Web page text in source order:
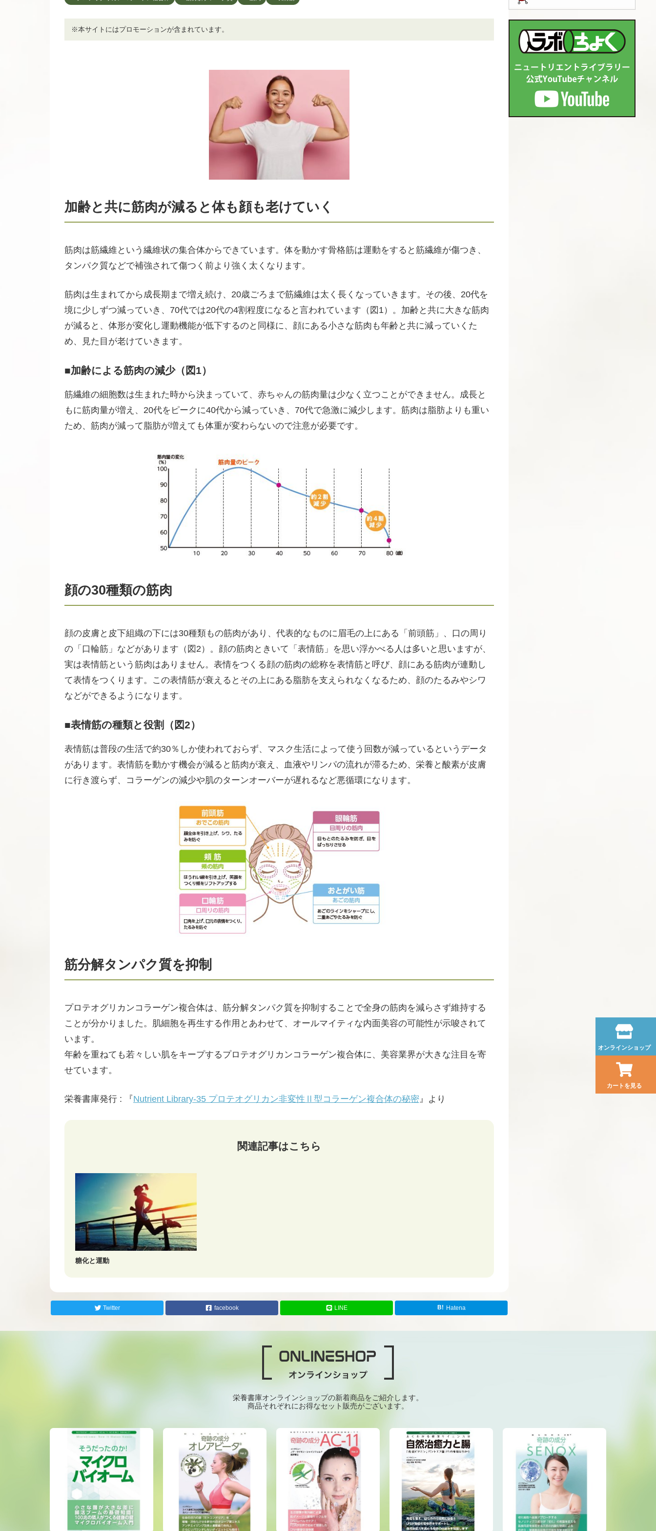
オンラインショップ
カートを見る
※本サイトにはプロモーションが含まれています。
加齢と共に筋肉が減ると体も顔も老けていく
筋肉は筋繊維という繊維状の集合体からできています。体を動かす骨格筋は運動をすると筋繊維が傷つき、
タンパク質などで補強されて傷つく前より強く太くなります。
筋肉は生まれてから成長期まで増え続け、20歳ごろまで筋繊維は太く長くなっていきます。その後、20代を
境に少しずつ減っていき、70代では20代の4割程度になると言われています（図1）。加齢と共に大きな筋肉
が減ると、体形が変化し運動機能が低下するのと同様に、顔にある小さな筋肉も年齢と共に減っていくた
め、見た目が老けていきます。
■加齢による筋肉の減少（図1）
筋繊維の細胞数は生まれた時から決まっていて、赤ちゃんの筋肉量は少なく立つことができません。成長と
もに筋肉量が増え、20代をピークに40代から減っていき、70代で急激に減少します。筋肉は脂肪よりも重い
ため、筋肉が減って脂肪が増えても体重が変わらないので注意が必要です。
顔の30種類の筋肉
顔の皮膚と皮下組織の下には30種類もの筋肉があり、代表的なものに眉毛の上にある「前頭筋」、口の周り
の「口輪筋」などがあります（図2）。顔の筋肉ときいて「表情筋」を思い浮かべる人は多いと思いますが、
実は表情筋という筋肉はありません。表情をつくる顔の筋肉の総称を表情筋と呼び、顔にある筋肉が連動し
て表情をつくります。この表情筋が衰えるとその上にある脂肪を支えられなくなるため、顔のたるみやシワ
などができるようになります。
■表情筋の種類と役割（図2）
表情筋は普段の生活で約30％しか使われておらず、マスク生活によって使う回数が減っているというデータ
があります。表情筋を動かす機会が減ると筋肉が衰え、血液やリンパの流れが滞るため、栄養と酸素が皮膚
に行き渡らず、コラーゲンの減少や肌のターンオーバーが遅れるなど悪循環になります。
筋分解タンパク質を抑制
プロテオグリカンコラーゲン複合体は、筋分解タンパク質を抑制することで全身の筋肉を減らさず維持する
ことが分かりました。肌細胞を再生する作用とあわせて、オールマイティな内面美容の可能性が示唆されて
います。
年齢を重ねても若々しい肌をキープするプロテオグリカンコラーゲン複合体に、美容業界が大きな注目を寄
せています。
栄養書庫発行 : 『Nutrient Library-35 プロテオグリカン非変性Ⅱ型コラーゲン複合体の秘密』より
関連記事はこちら
糖化と運動
Twitter facebook LINE Hatena
栄養書庫オンラインショップの新着商品をご紹介します。
商品それぞれにお得なセット販売がございます。